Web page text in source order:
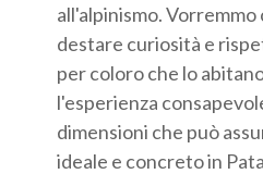
all'alpinismo.
destare curiosità e
per coloro che lo
l'esperienza
dimensioni che può
ideale e concreto in